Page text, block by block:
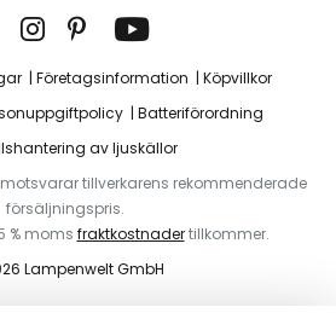
Företagsinformation
Köpvillkor
Batteriförordning
av ljuskällor
tillverkarens rekommenderade
försäljningspris.
% moms fraktkostnadertillkommer.
Lampenwelt GmbH